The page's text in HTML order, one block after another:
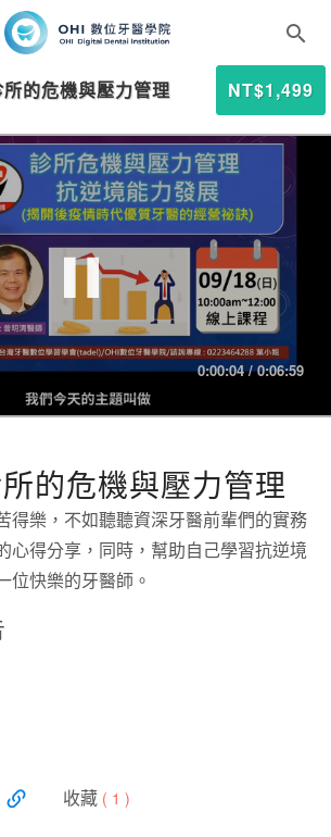
課程分類
師資團隊
聯絡我們
折扣碼
0:00:04 /0:06:59
的危機與壓力管理
得樂，不如聽聽資深牙醫前輩們的實務
心得分享，同時，幫助自己學習抗逆境
位快樂的牙醫師。
收藏 ( 1 )
的危機與壓力管理 NT$1,499